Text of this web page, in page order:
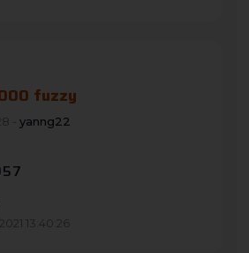
fuzzy
- yanng22
13:40:26